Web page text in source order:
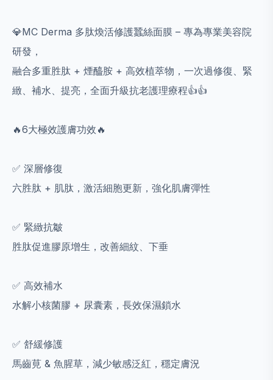
💎MC Derma 多肽煥活修護蠶絲面膜 – 專為專業美容院
研發，
融合多重胜肽 + 煙醯胺 + 高效植萃物，一次過修復、緊
緻、補水、提亮，全面升級抗老護理療程👍👍
🔥6大極效護膚功效🔥
✅ 深層修復
六胜肽 + 肌肽，激活細胞更新，強化肌膚彈性
✅ 緊緻抗皺
胜肽促進膠原增生，改善細紋、下垂
✅ 高效補水
水解小核菌膠 + 尿囊素，長效保濕鎖水
✅ 舒緩修護
馬齒莧 & 魚腥草，減少敏感泛紅，穩定膚況